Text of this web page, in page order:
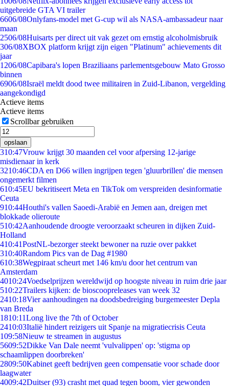
uitgebreide GTA VI trailer
6606/08Onlyfans-model met G-cup wil als NASA-ambassadeur naar
maan
2506/08Huisarts per direct uit vak gezet om ernstig alcoholmisbruik
306/08XBOX platform krijgt zijn eigen "Platinum" achievements dit
jaar
1206/08Capibara's lopen Braziliaans parlementsgebouw Mato Grosso
binnen
6906/08Israël meldt dood twee militairen in Zuid-Libanon, vergelding
aangekondigd
Actieve items
Actieve items
Scrollbar gebruiken
opslaan
310:47Vrouw krijgt 30 maanden cel voor afpersing 12-jarige
misdienaar in kerk
3210:46CDA en D66 willen ingrijpen tegen 'gluurbrillen' die mensen
ongemerkt filmen
610:45EU bekritiseert Meta en TikTok om verspreiden desinformatie
Ceuta
910:44Houthi's vallen Saoedi-Arabië en Jemen aan, dreigen met
blokkade olieroute
510:42Aanhoudende droogte veroorzaakt scheuren in dijken Zuid-
Holland
410:41PostNL-bezorger steekt bewoner na ruzie over pakket
310:40Random Pics van de Dag #1980
610:38Wegpiraat scheurt met 146 km/u door het centrum van
Amsterdam
4010:24Voedselprijzen wereldwijd op hoogste niveau in ruim drie jaar
510:22Trailers kijken: de bioscoopreleases van week 32
2410:18Vier aanhoudingen na doodsbedreiging burgemeester Depla
van Breda
1810:11Long live the 7th of October
2410:03Italië hindert reizigers uit Spanje na migratiecrisis Ceuta
109:58Nieuw te streamen in augustus
5609:52Dikke Van Dale neemt 'vulvalippen' op: 'stigma op
schaamlippen doorbreken'
2809:50Kabinet geeft bedrijven geen compensatie voor schade door
laagwater
4009:42Duitser (93) crasht met quad tegen boom, vier gewonden